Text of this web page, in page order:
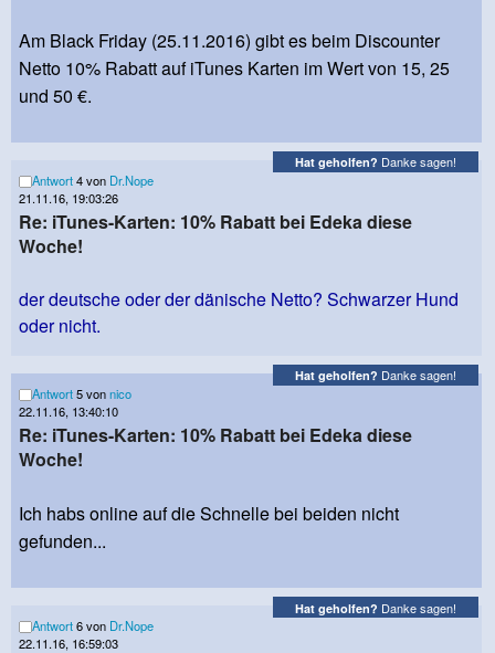
Am Black Friday (25.11.2016) gibt es beim Discounter
Netto 10% Rabatt auf iTunes Karten im Wert von 15, 25
und 50 €.
Hat geholfen? Danke sagen!
Antwort4 von Dr.Nope
21.11.16, 19:03:26
Re: iTunes-Karten: 10% Rabatt bei Edeka diese
Woche!
der deutsche oder der dänische Netto? Schwarzer Hund
oder nicht.
Hat geholfen? Danke sagen!
Antwort5 vonnico
22.11.16, 13:40:10
Re: iTunes-Karten: 10% Rabatt bei Edeka diese
Woche!
Ich habs online auf die Schnelle bei beiden nicht
gefunden...
Hat geholfen? Danke sagen!
Antwort6 von Dr.Nope
22.11.16, 16:59:03